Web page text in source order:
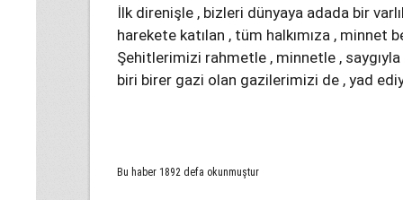
İlk direnişle , bizleri dünyaya adada bir
harekete katılan , tüm halkımıza , minnet
Şehitlerimizi rahmetle , minnetle ,
biri birer gazi olan gazilerimizi de , yad
Bu haber 1892 defa okunmuştur